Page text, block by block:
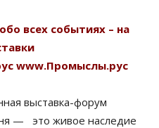
всех событиях – на
www.Промыслы.рус
выставка-форум
— это живое наследие